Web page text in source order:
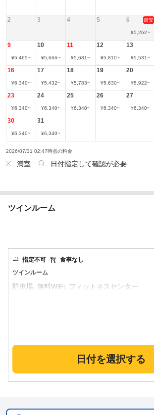
2 3 4 5 6 最安
¥5,262~
9
¥5,465~
10
¥5,666~
11
¥5,681~
12
¥5,810~
13
¥5,531~
16
¥6,340~
17
¥5,432~
18
¥5,783~
19
¥5,630~
20
¥5,922~
23
¥6,340~
24
¥6,340~
25
¥6,340~
26
¥6,340~
27
¥6,340~
30
¥6,340~
31
¥6,340~
2026/07/31 02:47時点の料金
: 満室 : 日付指定して確認が必要
ツインルーム
ツインルーム
指定不可 食事なし
日付を選択する